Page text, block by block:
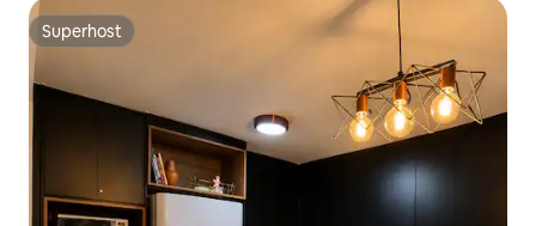
Superhost
Superhost